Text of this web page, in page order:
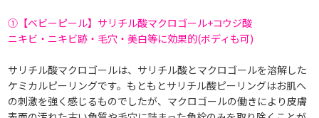
①【ベビーピール】サリチル酸マクロゴール+コウジ酸
ニキビ・ニキビ跡・毛穴・美白等に効果的(ボディも可)
サリチル酸マクロゴールは、サリチル酸とマクロゴールを溶解した
ケミカルピーリングです。もともとサリチル酸ピーリングはお肌へ
の刺激を強く感じるものでしたが、マクロゴールの働きにより皮膚